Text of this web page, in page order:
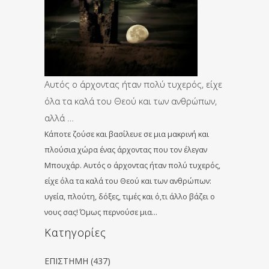
Αυτός ο άρχοντας ήταν πολύ τυχερός, είχε
όλα τα καλά του Θεού και των ανθρώπων,
αλλά …
Κάποτε ζούσε και βασίλευε σε μια μακρινή και
πλούσια χώρα ένας άρχοντας που τον έλεγαν
Μπουχάρ. Αυτός ο άρχοντας ήταν πολύ τυχερός,
είχε όλα τα καλά του Θεού και των ανθρώπων:
υγεία, πλούτη, δόξες, τιμές και ό,τι άλλο βάζει ο
νους σας! Όμως περνούσε μια…
Kατηγορίες
ΕΠΙΣΤΗΜΗ (437)